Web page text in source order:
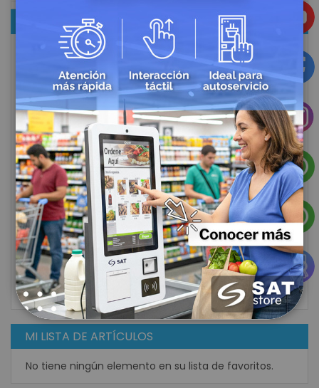
MARCAS DESTACADAS
MI LISTA DE ARTÍCULOS
No tiene ningún elemento en su lista de favoritos.